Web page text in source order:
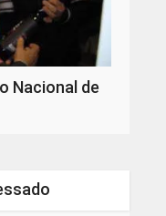
Nacional de